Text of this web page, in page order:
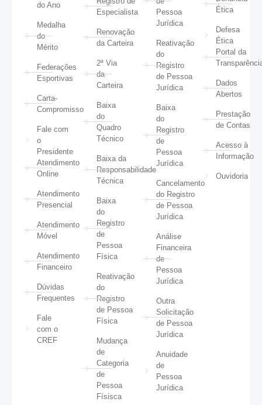
do Ano
Medalha
do
Mérito
Federações
Esportivas
Carta-
Compromisso
Fale com
o
Presidente
Atendimento
Online
Atendimento
Presencial
Atendimento
Móvel
Atendimento
Financeiro
Dúvidas
Frequentes
Fale
com o
CREF
Especialista
Renovação
da Carteira
2ª Via
da
Carteira
Baixa
do
Quadro
Técnico
Baixa da
Responsabilidade
Técnica
Baixa
do
Registro
de
Pessoa
Física
Reativação
do
Registro
de Pessoa
Física
Mudança
de
Categoria
de
Pessoa
Físisca
Pessoa
Jurídica
Reativação
do
Registro
de Pessoa
Jurídica
Baixa
do
Registro
de
Pessoa
Jurídica
Cancelamento
do Registro
de Pessoa
Jurídica
Análise
Financeira
de
Pessoa
Jurídica
Outra
Solicitação
de Pessoa
Jurídica
Anuidade
de
Pessoa
Jurídica
Ética
Defesa
Ética
Portal da
Dados
Abertos
Prestação
de Contas
Acesso à
Informação
Ouvidoria